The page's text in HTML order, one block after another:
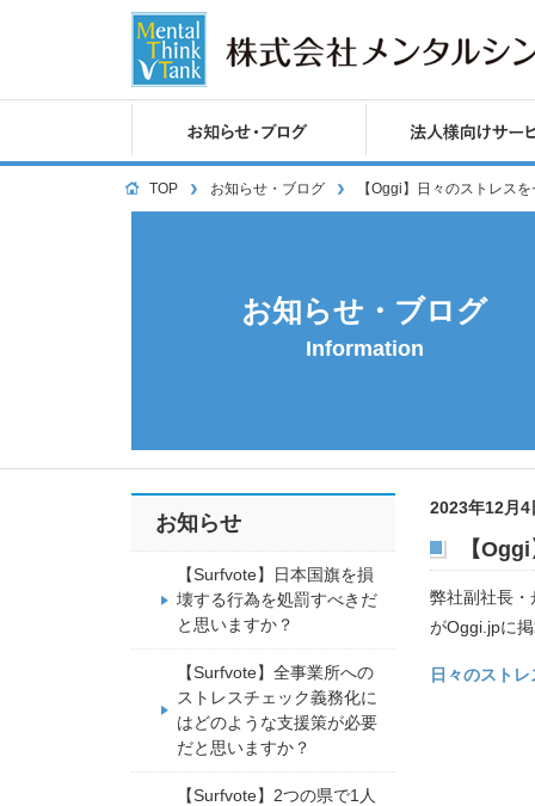
TOP お知らせ・ブログ 【Oggi】日々のストレス
お知らせ・ブログ
Information
2023年12月
【
弊社副社長
がOggi.jpに
日々のスト
お知らせ
【Surfvote】日本国旗を損
壊する行為を処罰すべきだ
と思いますか？
【Surfvote】全事業所への
ストレスチェック義務化に
はどのような支援策が必要
だと思いますか？
【Surfvote】2つの県で1人